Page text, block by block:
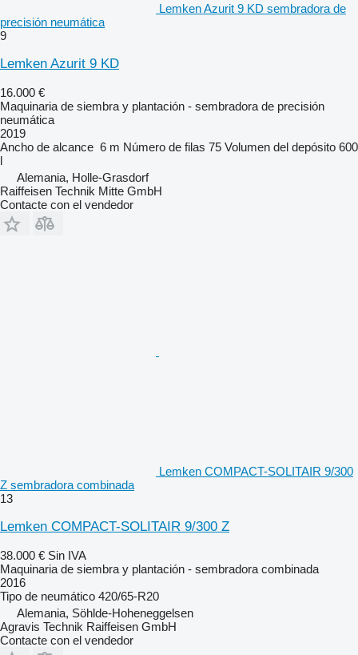
Lemken Azurit 9 KD sembradora de
precisión neumática
9
Lemken Azurit 9 KD
16.000 €
Maquinaria de siembra y plantación - sembradora de precisión
neumática
2019
Ancho de alcance 6 m Número de filas 75 Volumen del depósito 600
l
Alemania, Holle-Grasdorf
Raiffeisen Technik Mitte GmbH
Contacte con el vendedor
Lemken COMPACT-SOLITAIR 9/300
Z sembradora combinada
13
Lemken COMPACT-SOLITAIR 9/300 Z
38.000 € Sin IVA
Maquinaria de siembra y plantación - sembradora combinada
2016
Tipo de neumático 420/65-R20
Alemania, Söhlde-Hoheneggelsen
Agravis Technik Raiffeisen GmbH
Contacte con el vendedor